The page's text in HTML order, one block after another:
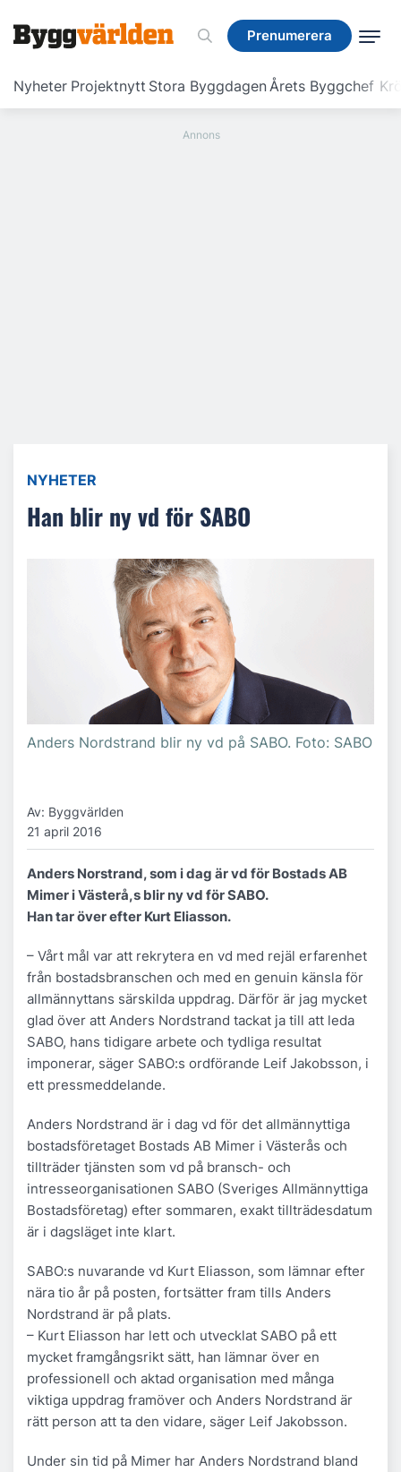
Prenumerera
Nyheter Projektnytt Stora ByggdagenÅrets Byggchef
Prenumerera
NYHETER
Han blir ny vd för SABO
Anders Nordstrand blir ny vd på SABO. Foto: SABO
Av: Byggvärlden
21 april 2016
Anders Norstrand, som i dag är vd för Bostads AB
Mimer i Västerå,s blir ny vd för SABO.
Han tar över efter Kurt Eliasson.
– Vårt mål var att rekrytera en vd med rejäl erfarenhet
från bostadsbranschen och med en genuin känsla för
allmännyttans särskilda uppdrag. Därför är jag mycket
glad över att Anders Nordstrand tackat ja till att leda
SABO, hans tidigare arbete och tydliga resultat
imponerar, säger SABO:s ordförande Leif Jakobsson, i
ett pressmeddelande.
Anders Nordstrand är i dag vd för det allmännyttiga
bostadsföretaget Bostads AB Mimer i Västerås och
tillträder tjänsten som vd på bransch- och
intresseorganisationen SABO (Sveriges Allmännyttiga
Bostadsföretag) efter sommaren, exakt tillträdesdatum
är i dagsläget inte klart.
SABO:s nuvarande vd Kurt Eliasson, som lämnar efter
nära tio år på posten, fortsätter fram tills Anders
Nordstrand är på plats.
– Kurt Eliasson har lett och utvecklat SABO på ett
mycket framgångsrikt sätt, han lämnar över en
professionell och aktad organisation med många
viktiga uppdrag framöver och Anders Nordstrand är
rätt person att ta den vidare, säger Leif Jakobsson.
Under sin tid på Mimer har Anders Nordstrand bland